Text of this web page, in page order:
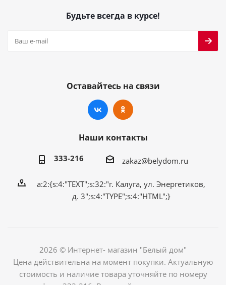
Будьте всегда в курсе!
Оставайтесь на связи
Наши контакты
333-216 zakaz@belydom.ru
a:2:{s:4:"TEXT";s:32:"г. Калуга, ул. Энергетиков,
д. 3";s:4:"TYPE";s:4:"HTML";}
2026 © Интернет- магазин "Белый дом"
Цена действительна на момент покупки. Актуальную
стоимость и наличие товара уточняйте по номеру